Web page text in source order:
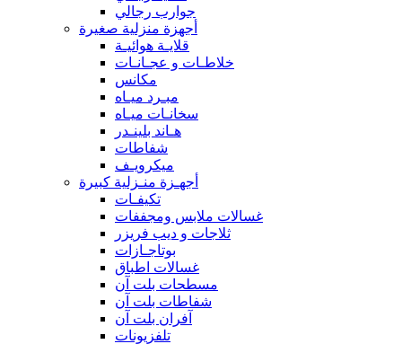
جوارب رجالي
أجهزة منزلية صغيرة
قلايـة هوائيـة
خلاطـات و عجـانـات
مكانس
مبـرد ميـاه
سخانـات ميـاه
هـاند بلينـدر
شفاطات
ميكرويـف
أجهـزة منـزلية كبيرة
تكيفـات
غسالات ملابس ومجففات
ثلاجات و ديب فريزر
بوتاجـازات
غسالات اطباق
مسطحات بلت آن
شفاطات بلت آن
آفران بلت آن
تلفزيونات